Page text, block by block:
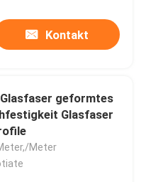
Kontakt
geformtes
Glasfaser
Meter